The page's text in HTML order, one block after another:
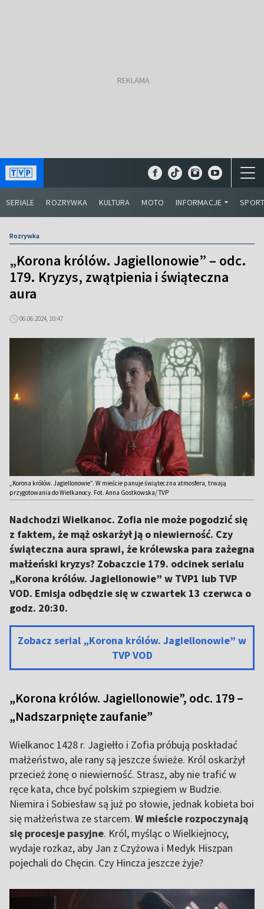
SERIALE ROZRYWKA KULTURA MOTO INFORMACJE
Rozrywka
„Korona królów. Jagiellonowie” – odc.
179. Kryzys, zwątpienia i świąteczna
aura
06.06.2024, 10:47
„Korona królów. Jagiellonowie”. W mieście panuje świąteczna atmosfera, trwają
przygotowania do Wielkanocy. Fot. Anna Gostkowska/ TVP
Nadchodzi Wielkanoc. Zofia nie może pogodzić się
z faktem, że mąż oskarżył ją o niewierność. Czy
świąteczna aura sprawi, że królewska para zażegna
małżeński kryzys? Zobaczcie 179. odcinek serialu
„Korona królów. Jagiellonowie” w TVP1 lub TVP
VOD. Emisja odbędzie się w czwartek 13 czerwca o
godz. 20:30.
Zobacz serial „Korona królów. Jagiellonowie” w
TVP VOD
„Korona królów. Jagiellonowie”, odc. 179 –
„Nadszarpnięte zaufanie”
Wielkanoc 1428 r. Jagiełło i Zofia próbują poskładać
małżeństwo, ale rany są jeszcze świeże. Król oskarżył
przecież żonę o niewierność. Strasz, aby nie trafić w
ręce kata, chce być polskim szpiegiem w Budzie.
Niemira i Sobiesław są już po słowie, jednak kobieta boi
się małżeństwa ze starcem. W mieście rozpoczynają
się procesje pasyjne. Król, myśląc o Wielkiejnocy,
wydaje rozkaz, aby Jan z Czyżowa i Medyk Hiszpan
pojechali do Chęcin. Czy Hincza jeszcze żyje?